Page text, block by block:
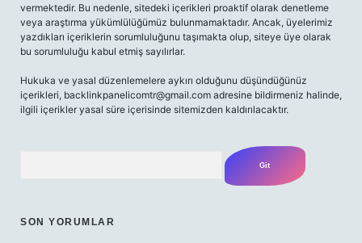
vermektedir. Bu nedenle, sitedeki içerikleri proaktif olarak denetleme
veya araştırma yükümlülüğümüz bulunmamaktadır. Ancak, üyelerimiz
yazdıkları içeriklerin sorumluluğunu taşımakta olup, siteye üye olarak
bu sorumluluğu kabul etmiş sayılırlar.
Hukuka ve yasal düzenlemelere aykırı olduğunu düşündüğünüz
içerikleri, backlinkpanelicomtr@gmail.com adresine bildirmeniz halinde,
ilgili içerikler yasal süre içerisinde sitemizden kaldırılacaktır.
SON YORUMLAR